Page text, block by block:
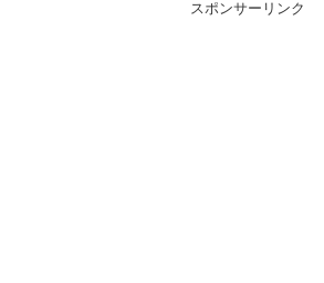
スポンサーリンク